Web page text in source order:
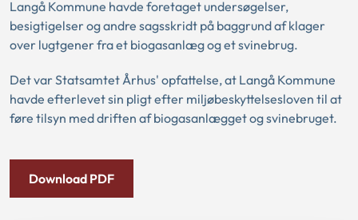
Langå Kommune havde foretaget undersøgelser,
besigtigelser og andre sagsskridt på baggrund af klager
over lugtgener fra et biogasanlæg og et svinebrug.
Det var Statsamtet Århus' opfattelse, at Langå Kommune
havde efterlevet sin pligt efter miljøbeskyttelsesloven til at
føre tilsyn med driften af biogasanlægget og svinebruget.
Download PDF